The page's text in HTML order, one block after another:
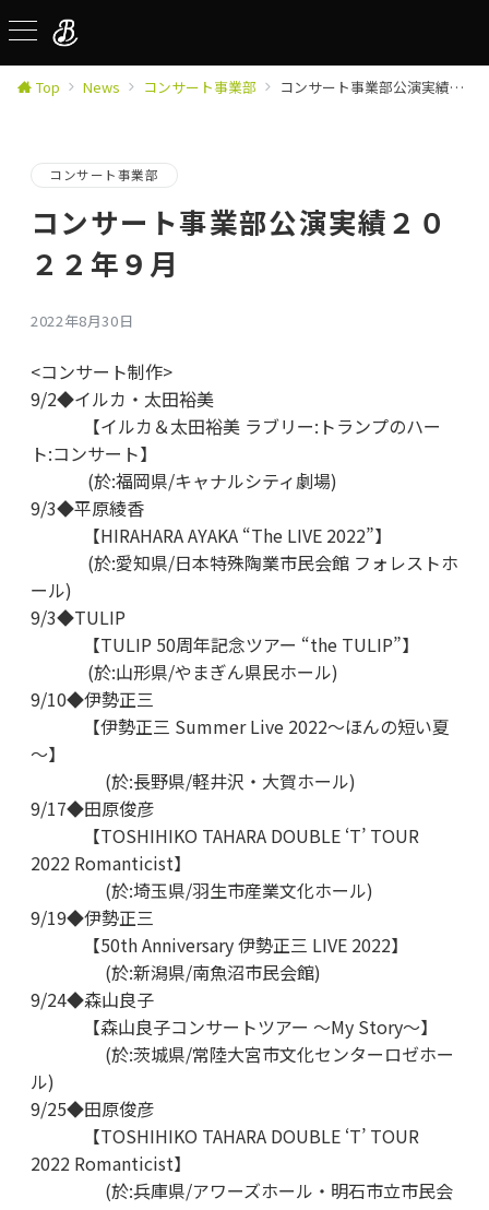
Top News コンサート事業部 コンサート事業部公演実績２０２２年９月
コンサート事業部
コンサート事業部公演実績２０
２２年９月
2022年8月30日
<コンサート制作>
9/2◆イルカ・太田裕美
【イルカ＆太田裕美 ラブリー:トランプのハー
ト:コンサート】
(於:福岡県/キャナルシティ劇場)
9/3◆平原綾香
【HIRAHARA AYAKA “The LIVE 2022”】
(於:愛知県/日本特殊陶業市民会館 フォレストホ
ール)
9/3◆TULIP
【TULIP 50周年記念ツアー “the TULIP”】
(於:山形県/やまぎん県民ホール)
9/10◆伊勢正三
【伊勢正三 Summer Live 2022～ほんの短い夏
～】
(於:長野県/軽井沢・大賀ホール)
9/17◆田原俊彦
【TOSHIHIKO TAHARA DOUBLE ‘T’ TOUR
2022 Romanticist】
(於:埼玉県/羽生市産業文化ホール)
9/19◆伊勢正三
【50th Anniversary 伊勢正三 LIVE 2022】
(於:新潟県/南魚沼市民会館)
9/24◆森山良子
【森山良子コンサートツアー ～My Story～】
(於:茨城県/常陸大宮市文化センターロゼホー
ル)
9/25◆田原俊彦
【TOSHIHIKO TAHARA DOUBLE ‘T’ TOUR
2022 Romanticist】
(於:兵庫県/アワーズホール・明石市立市民会